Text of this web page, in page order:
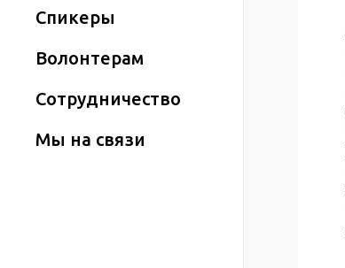
Спикеры
Волонтерам
Сотрудничество
Мы на связи